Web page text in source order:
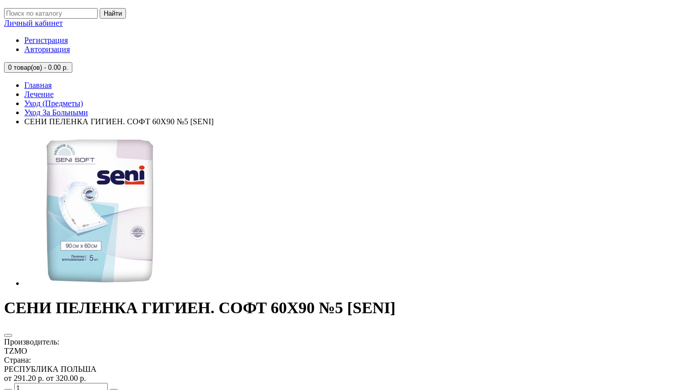
Найти
Личный кабинет
Регистрация
Авторизация
0 товар(ов) - 0.00 р.
Главная
Лечение
Уход (Предметы)
Уход За Больными
СЕНИ ПЕЛЕНКА ГИГИЕН. СОФТ 60X90 №5 [SENI]
СЕНИ ПЕЛЕНКА ГИГИЕН. СОФТ 60X90 №5 [SENI]
Производитель:
TZMO
Страна:
РЕСПУБЛИКА ПОЛЬША
от 291.20 р. от 320.00 р.